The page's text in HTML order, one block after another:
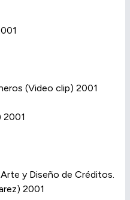
(Video clip) 2001
2001
y Diseño de Créditos.
2001